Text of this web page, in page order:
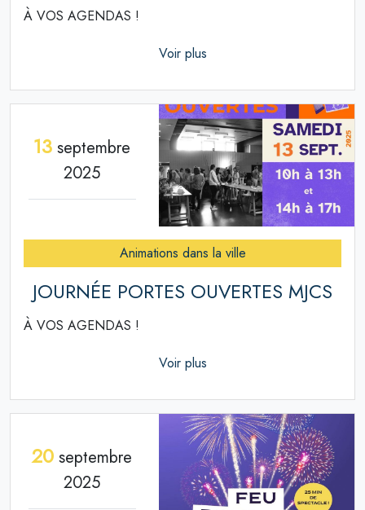
À VOS AGENDAS !
Voir plus
13 septembre
2025
Animations dans la ville
JOURNÉE PORTES OUVERTES MJCS
À VOS AGENDAS !
Voir plus
20 septembre
2025